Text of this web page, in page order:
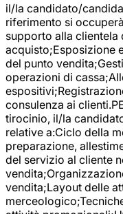
il/la candidato/
riferimento si
supporto alla clientela
acquisto;Esposizione
del punto
operazioni di
consulenza ai
tirocinio, il/la
relative a:Ciclo della
preparazione,
del servizio al cliente
vendita;Layout delle